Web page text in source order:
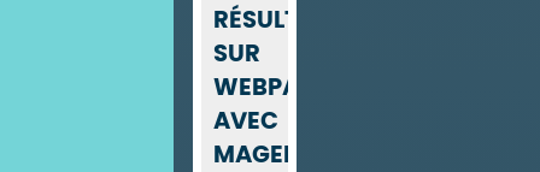
RÉSULTATS
SUR
WEBPAGETEST
AVEC
MAGENTO